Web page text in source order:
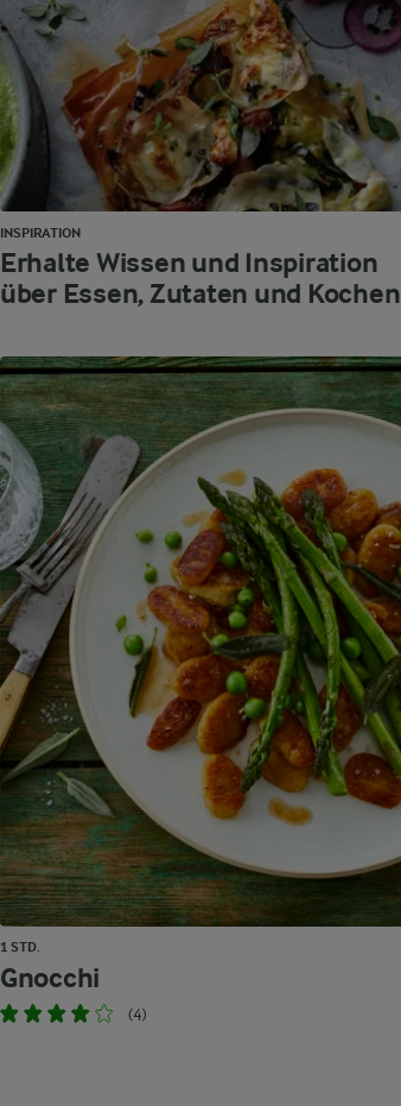
INSPIRATION
Erhalte Wissen und Inspiration
über Essen, Zutaten und Kochen
1 STD.
Gnocchi
(4)